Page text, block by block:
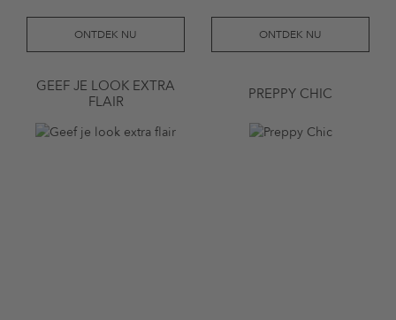
ONTDEK NU ONTDEK NU
GEEF JE LOOK EXTRA
FLAIR
PREPPY CHIC